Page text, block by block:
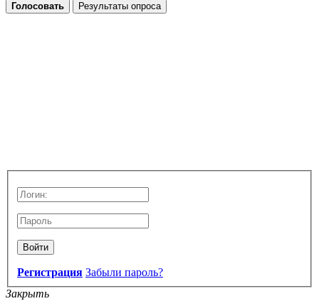
Голосовать Результаты опроса
Войти
Регистрация Забыли пароль?
Закрыть